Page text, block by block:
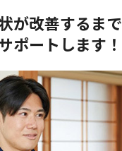
が改善するま
ポートします！